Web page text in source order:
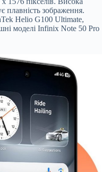
плавність зображення.
Helio G100 Ultimate,
моделі Infinix Note 50 Pro